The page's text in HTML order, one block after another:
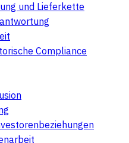
und Lieferkette
Compliance